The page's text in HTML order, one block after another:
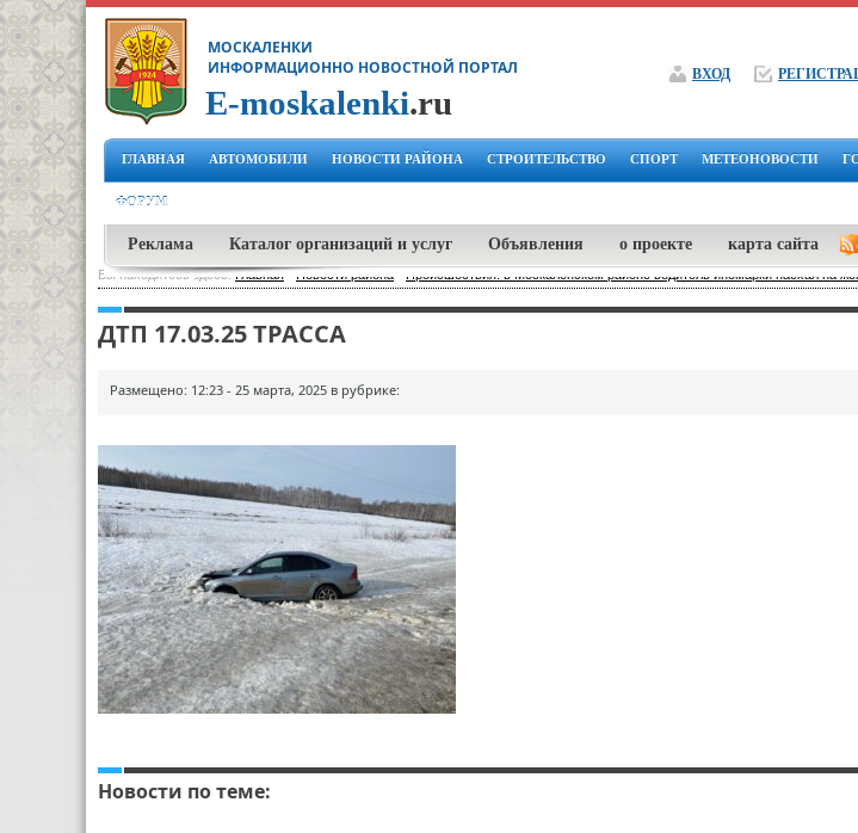
ВХОД
МОСКАЛЕНКИ
ИНФОРМАЦИОННО НОВОСТНОЙ ПОРТАЛ
E-moskalenki.ru
ГЛАВНАЯ АВТОМОБИЛИ НОВОСТИ РАЙОНА СТРОИТЕЛЬСТВО СПОРТ МЕТЕОНОВОСТИ
ФОРУМ
Реклама Каталог организаций и услуг Объявления о проекте карта сайта
Вы находитесь здесь:Главная-Новости района Происшествия: в Москаленском районе водитель иномарки наехал на
ДТП 17.03.25 ТРАССА
Размещено: 12:23 - 25 марта, 2025 в рубрике:
Новости по теме: